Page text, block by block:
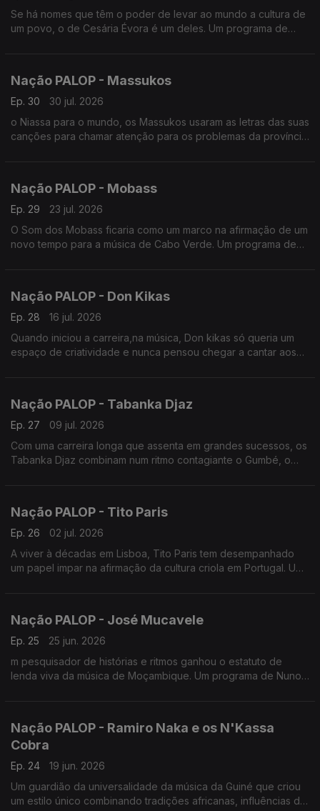
Se há nomes que têm o poder de levar ao mundo a cultura de
um povo, o de Cesária Évora é um deles. Um programa de
Nação PALOP - Massukos
Ep. 30
30 jul. 2026
o Niassa para o mundo, os Massukos usaram as letras das suas
canções para chamar atenção para os problemas da província
Nação PALOP - Mobass
Ep. 29
23 jul. 2026
O Som dos Mobass ficaria como um marco na afirmação de um
novo tempo para a música de Cabo Verde. Um programa de
Nação PALOP - Don Kikas
Ep. 28
16 jul. 2026
Quando iniciou a carreira,na música, Don kikas só queria um
espaço de criatividade e nunca pensou chegar a cantar aos
Nação PALOP - Tabanka Djaz
Ep. 27
09 jul. 2026
Com uma carreira longa que assenta em grandes sucessos, os
Tabanka Djaz combinam num ritmo contagiante o Gumbé, o
Nação PALOP - Tito Paris
Ep. 26
02 jul. 2026
A viver à décadas em Lisboa, Tito Paris tem desempanhado
um papel impar na afirmação da cultura criola em Portugal. Um
Nação PALOP - José Mucavele
Ep. 25
25 jun. 2026
m pesquisador de histórias e ritmos ganhou o estatuto de
lenda viva da música de Moçambique. Um programa de Nuno
Nação PALOP - Ramiro Naka e os N'Kassa
Cobra
Ep. 24
19 jun. 2026
Um guardião da universalidade da música da Guiné que criou
um estilo único combinando tradições africanas, influências do